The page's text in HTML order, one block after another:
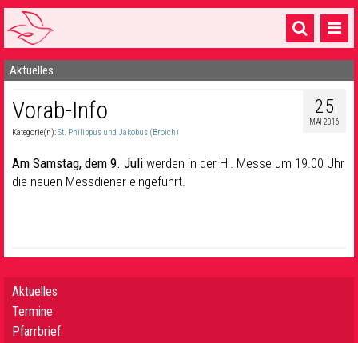
Startseite
1 Pfarrei
16 Gemeinden & mehr
Gottesdienste & Sinnsuche
Seelsorge & Kontakt
Aktuelles
25
MAI 2016
Vorab-Info
Kategorie(n):St. Philippus und Jakobus (Broich)
Am Samstag, dem 9. Juli werden in der Hl. Messe um 19.00 Uhr
die neuen Messdiener eingeführt.
Aktuelles
Termine
Pfarrbrief